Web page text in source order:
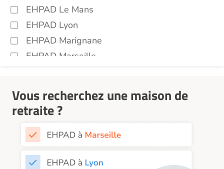
EHPAD Le Mans
EHPAD Lyon
EHPAD Marignane
EHPAD Marseille
EHPAD Nice
EHPAD Paris
EHPAD Royan
EHPAD Toulouse
Vous recherchez une maison de
retraite ?